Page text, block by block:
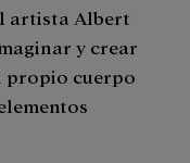
artista Albert
y crear
propio cuerpo